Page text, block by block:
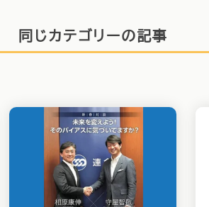
同じカテゴリーの記事